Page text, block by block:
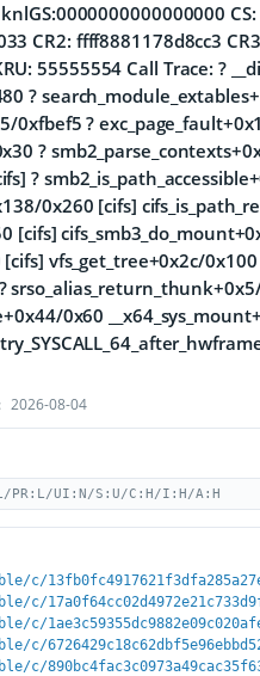
CS:
CR2: ffff8881178d8cc3
55555554 Call Trace:?
?
0xfbef5 ?
?
?
0x260 [cifs]
[cifs]
vfs_get_tree+0x2c/
0x60
2026-08-04
PR:L/UI:N/S:U/C:H/I:H/A:H